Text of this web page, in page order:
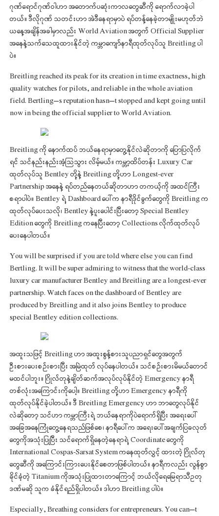
ဂုဏ်ရောင်ဂုဏ်ဝါဟာ အတောက်ပဆုံးကာလတွေဆီကို ရောက်လာခဲ့ပါ
တယ်။ ဒီလိုဂုဏ် သတင်းဟာ အဲဒီနေရာမှာပဲ ရပ်တန့်နေခဲ့တာမျိုးမဟုတ်ဘဲ
ယနေ့အချိန်အခါမှာလည်း World Aviation အတွက် Official Supplier
အနေနဲ့သက်သေထူထားနိုင်တဲ့ ကမ္ဘာကျော်နာရီထုတ်လုပ်သူ Breitling ပါ
ပဲ။
Breitling reached its peak for its creation in time exactness, high
quality watches for pilots, and reliable in the whole aviation
field. Bertling’s reputation hasn’t stopped and kept going until
now in being the official supplier to World Aviation.
Breitling ကို နောက်ထပ် ဘယ်နေရာမှာတွေ့နိုင်လဲဆိုတာကို ပြောပြလိုက်
ရင် သင်နည်းနည်းအံ့သြသွား လိမ့်မယ်။ ကမ္ဘာ့ထိပ်တန်း Luxury Car
ထုတ်လုပ်သူ Bentley တို့နဲ့ Breitling တို့ဟာ Longest-ever
Partnership အနေနဲ့ ရပ်တည်နေတယ်ဆိုတာဟာ တကယ့်ကို အထင်ကြီး
စရာပါပဲ။ Bentley ရဲ့ Dashboard ပေါ်က နာရီဒိုင်ခွက်တွေကို Breitling က
ထုတ်လုပ်ပေးသလို၊ Bentley နဲ့ပူးပေါင်းပြီးတော့ Special Bentley
Edition တွေကို Breitling ကနေပြီးတော့ Collections လိုက်ထုတ်လုပ်
ပေးနေပါတယ်။
You will be surprised if you are told where else you can find
Bertling. It will be super admiring to witness that the world-class
luxury car manufacturer Bentley and Breitling are a longest-ever
partnership. Watch faces on the dashboard of Bentley are
produced by Breitling and it also joins Bentley to produce
special Bentley edition collections.
အထူးသဖြင့် Breitling ဟာ အထူးစွန့်စားသူပညာရှင်တွေအတွက်
ဦးစားပေးစဉ်းစားပြီး အမြဲထုတ် လုပ်နေပါတယ်။ သင်စဉ်းစားမိမယ်တောင်
မထင်ပါဘူး။ ဂြိုလ်တုနဲ့ချိတ်ဆက်အလုပ်လုပ်နိုင်တဲ့ Emergency နာရီ
တစ်လုံးအကြောင်းကိုပေါ့။ Breitling တို့ဟာ Emergency နာရီကို
ထုတ်လုပ်နိုင်ခဲ့ပါတယ်။ ဒီ Breitling Emergency ဟာ ဘာတွေလုပ်နိုင်
လဲဆိုတော့ သင်ဟာ ကမ္ဘာကြီးရဲ့ ဘယ်နေရာကိုပဲရောက်ရှိပြီး အရေးပေါ်
အခြေအနေကြုံတွေ့နေရသည်ဖြစ်စေ၊ နာရီပေါ်က အရေးပေါ်အချက်ပြခလုတ်
တွေကိုအသုံးပြုပြီး သင်ရောက်ရှိနေတဲ့နေရာရဲ့ Coordinate တွေကို
International Cospas-Sarsat System ကနေထုတ်လွှင့် ထားတဲ့ ဂြိုလ်တု
တွေဆီကို အကြောင်းကြားပေးနိုင်စေတာဖြစ်ပါတယ်။ နာရီကလည်း လွန်စွာ
ခိုင်ခံ့တဲ့ Titanium ကိုအသုံးပြုထားတာကြောင့် ဘယ်လိုရေမြေရာသီဥတု
ဒဏ်မဆို သူက ခံနိုင်ရည်ရှိပါတယ်။ ဒါဟာ Breitling ပါပဲ။
Especially, Breathing considers for entrepreneurs. You can’t